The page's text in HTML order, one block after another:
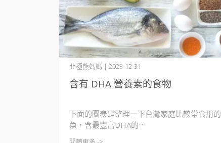
含有 DHA 營養素的食物
北極熊媽媽 | 2023-12-31
下面的圖表是整理一下台灣家庭比較常食用的
魚，含最豐富DHA的⋯